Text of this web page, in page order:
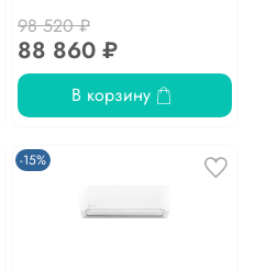
98 520 ₽
88 860 ₽
В корзину
-15%